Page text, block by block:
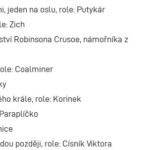
jeden na oslu, role: Putykár
Zich
Robinsona Crusoe, námořníka z
Coalminer
krále, role: Korinek
později, role: Císník Viktora